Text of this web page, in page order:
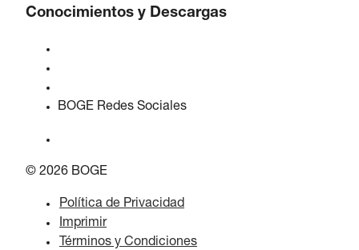
Conocimientos y Descargas
BOGE Redes Sociales
© 2026 BOGE
Política de Privacidad
Imprimir
Términos y Condiciones